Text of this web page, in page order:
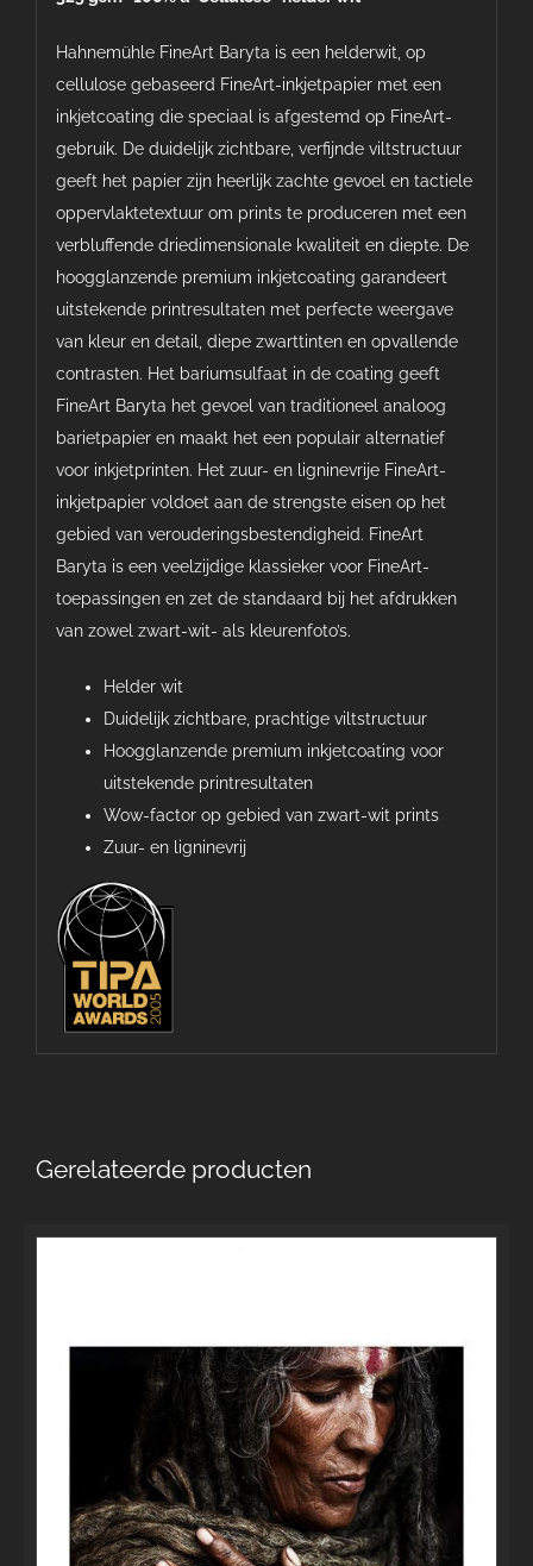
Hahnemühle FineArt Baryta is een helderwit, op
cellulose gebaseerd FineArt-inkjetpapier met een
inkjetcoating die speciaal is afgestemd op FineArt-
gebruik. De duidelijk zichtbare, verfijnde viltstructuur
geeft het papier zijn heerlijk zachte gevoel en tactiele
oppervlaktetextuur om prints te produceren met een
verbluffende driedimensionale kwaliteit en diepte. De
hoogglanzende premium inkjetcoating garandeert
uitstekende printresultaten met perfecte weergave
van kleur en detail, diepe zwarttinten en opvallende
contrasten. Het bariumsulfaat in de coating geeft
FineArt Baryta het gevoel van traditioneel analoog
barietpapier en maakt het een populair alternatief
voor inkjetprinten. Het zuur- en ligninevrije FineArt-
inkjetpapier voldoet aan de strengste eisen op het
gebied van verouderingsbestendigheid. FineArt
Baryta is een veelzijdige klassieker voor FineArt-
toepassingen en zet de standaard bij het afdrukken
van zowel zwart-wit- als kleurenfoto’s.
Helder wit
Duidelijk zichtbare, prachtige viltstructuur
Hoogglanzende premium inkjetcoating voor
uitstekende printresultaten
Wow-factor op gebied van zwart-wit prints
Zuur- en ligninevrij
Gerelateerde producten